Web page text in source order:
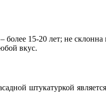
более 15-20 лет; не
вкус.
штукатуркой